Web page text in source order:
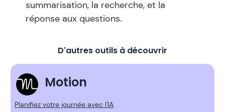
summarisation, la recherche, et la
réponse aux questions.
D'autres outils à découvrir
Motion
Planifiez votre journée avec l'IA